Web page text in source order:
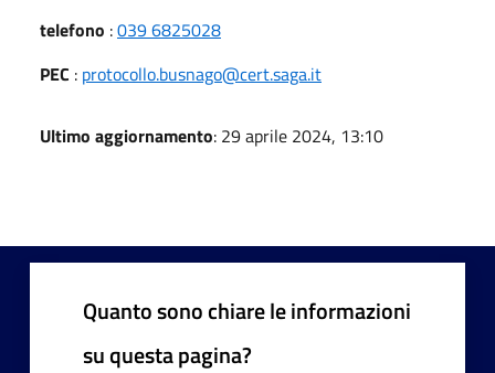
telefono :039 6825028
PEC : protocollo.busnago@cert.saga.it
Ultimo aggiornamento: 29 aprile 2024, 13:10
Quanto sono chiare le informazioni
su questa pagina?